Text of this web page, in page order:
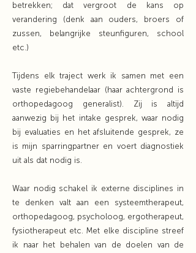
betrekken; dat vergroot de kans op
verandering (denk aan ouders, broers of
zussen, belangrijke steunfiguren, school
etc.)
Tijdens elk traject werk ik samen met een
vaste regiebehandelaar (haar achtergrond is
orthopedagoog generalist). Zij is altijd
aanwezig bij het intake gesprek, waar nodig
bij evaluaties en het afsluitende gesprek, ze
is mijn sparringpartner en voert diagnostiek
uit als dat nodig is.
Waar nodig schakel ik externe disciplines in
te denken valt aan een systeemtherapeut,
orthopedagoog, psycholoog, ergotherapeut,
fysiotherapeut etc. Met elke discipline streef
ik naar het behalen van de doelen van de